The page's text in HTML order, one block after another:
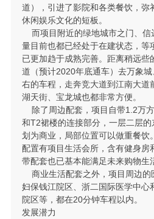
道），引进了影院和各类餐饮，弥
休闲娱乐文化的短板。
而项目附近的绿地城市之门、信
量目前也都已经处于在建状态，等
已更加趋于成熟完善。距离稍远些
道（预计2020年底通车）去万象
右的车程，走奔竞大道到江南大道
湖天街、宝龙城也都非常方便。
除了周边配套，项目自带1.2万
和T2裙楼的连接部分，一层二层
划为商业，局部位置可以做重餐饮
配置有项目生活会所，含有健身房
带配套也已基本能满足未来购物生
商业生活配套之外，项目周边的
妇保钱江院区、浙二国际医学中心
院区等，都在20分钟车程以内。
发展潜力